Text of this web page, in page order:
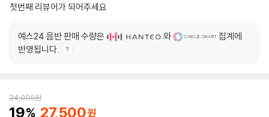
첫번째 리뷰어가 되어주세요
예스24 음반 판매 수량은 와
집계에
반영됩니다.
34,000원
19 27,500